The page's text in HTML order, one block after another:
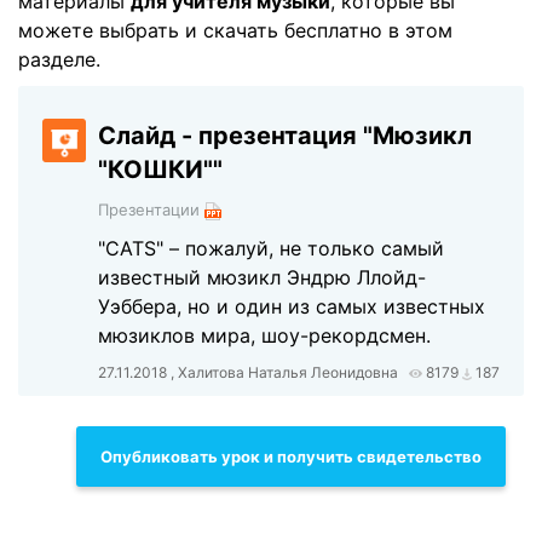
можете выбрать и скачать бесплатно в этом
разделе.
Слайд - презентация "Мюзикл
"КОШКИ""
Презентации
"CATS" – пожалуй, не только самый
известный мюзикл Эндрю Ллойд-
Уэббера, но и один из самых известных
мюзиклов мира, шоу-рекордсмен.
27.11.2018 , Халитова Наталья Леонидовна 8179 187
Опубликовать урок и получить свидетельство